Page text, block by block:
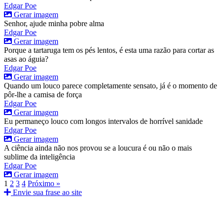
Edgar Poe
Gerar imagem
Senhor, ajude minha pobre alma
Edgar Poe
Gerar imagem
Porque a tartaruga tem os pés lentos, é esta uma razão para cortar as
asas ao águia?
Edgar Poe
Gerar imagem
Quando um louco parece completamente sensato, já é o momento de
pôr-lhe a camisa de força
Edgar Poe
Gerar imagem
Eu permaneço louco com longos intervalos de horrível sanidade
Edgar Poe
Gerar imagem
A ciência ainda não nos provou se a loucura é ou não o mais
sublime da inteligência
Edgar Poe
Gerar imagem
1 2 3 4 Próximo »
Envie sua frase ao site